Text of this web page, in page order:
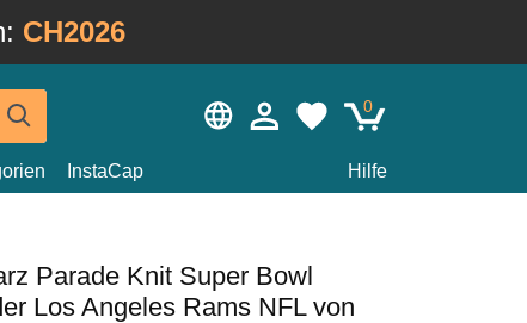
CH2026
0
InstaCap Hilfe
Parade Knit Super Bowl
Los Angeles Rams NFL von